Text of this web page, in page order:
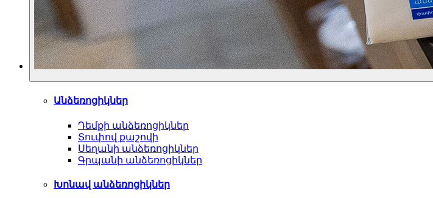
Անձեռոցիկներ
Դեմքի անձեռոցիկներ
Տուփով քաշովի
Սեղանի անձեռոցիկներ
Գրպանի անձեռոցիկներ
Խոնավ անձեռոցիկներ